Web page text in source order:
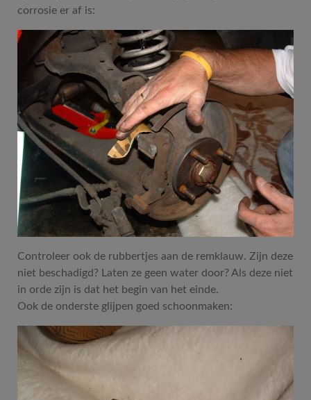
corrosie er af is:
Controleer ook de rubbertjes aan de remklauw. Zijn deze
niet beschadigd? Laten ze geen water door? Als deze niet
in orde zijn is dat het begin van het einde.
Ook de onderste glijpen goed schoonmaken: